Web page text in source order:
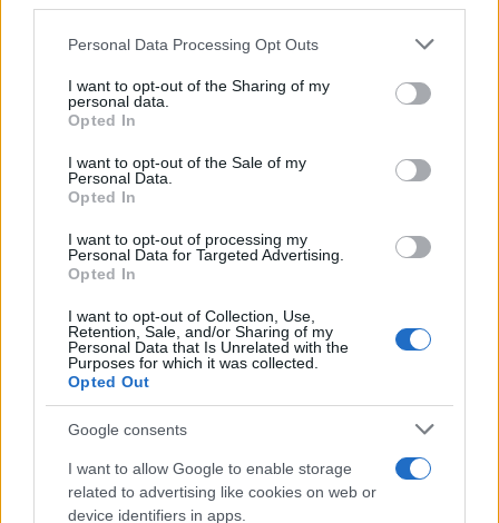
Please note that this website/app uses one or more Google
not limited to your visit or usage behaviour. You may click to
grant or deny consent to Google and its third-party tags to
use your data for below specified purposes in below Google
consent section.
Personal Data Processing Opt Outs
I want to opt-out of the Sharing of my
personal data.
Opted In
I want to opt-out of the Sale of my
Personal Data.
Opted In
I want to opt-out of processing my
Personal Data for Targeted Advertising.
Opted In
I want to opt-out of Collection, Use,
Retention, Sale, and/or Sharing of my
Personal Data that Is Unrelated with the
Purposes for which it was collected.
Opted Out
Google consents
I want to allow Google to enable storage
related to advertising like cookies on web or
device identifiers in apps.
rifiutò la Costa Smeralda
Nuovo sportello rifiuti a Palau, una svolta per gli
utenti
Migliori agenzie per l’Attestazione SOA in Italia:
lista delle 4 realtà più efficienti nella g…
NECROLOGIE